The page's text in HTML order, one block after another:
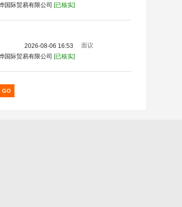
国际贸易有限公司 [已核实]
2026-08-06 16:53
国际贸易有限公司 [已核实]
面议